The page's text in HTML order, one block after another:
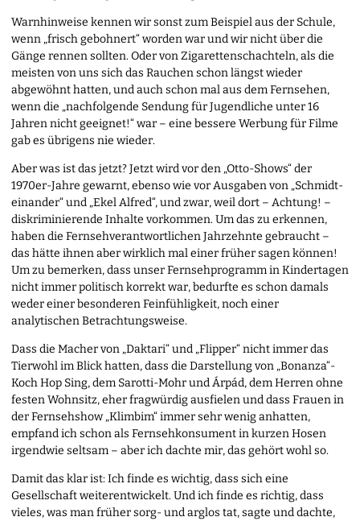
Warnhinweise kennen wir sonst zum Beispiel aus der Schule,
wenn „frisch gebohnert“ worden war und wir nicht über die
Gänge rennen sollten. Oder von Zigarettenschachteln, als die
meisten von uns sich das Rauchen schon längst wieder
abgewöhnt hatten, und auch schon mal aus dem Fernsehen,
wenn die „nachfolgende Sendung für Jugendliche unter 16
Jahren nicht geeignet!“ war – eine bessere Werbung für Filme
gab es übrigens nie wieder.
Aber was ist das jetzt? Jetzt wird vor den „Otto-Shows“ der
1970er-Jahre gewarnt, ebenso wie vor Ausgaben von „Schmidt­
einander“ und „Ekel Alfred“, und zwar, weil dort – Achtung! –
diskriminierende Inhalte vorkommen. Um das zu erkennen,
haben die Fernsehverantwortlichen Jahrzehnte gebraucht –
das hätte ihnen aber wirklich mal einer früher sagen können!
Um zu bemerken, dass unser Fernsehprogramm in Kindertagen
nicht immer politisch korrekt war, bedurfte es schon damals
weder einer besonderen Feinfühligkeit, noch einer
analytischen Betrachtungsweise.
Dass die Macher von „Daktari“ und „Flipper“ nicht immer das
Tierwohl im Blick hatten, dass die Darstellung von „Bonanza“-
Koch Hop Sing, dem Sarotti-Mohr und Árpád, dem Herren ohne
festen Wohnsitz, eher fragwürdig ausfielen und dass Frauen in
der Fernsehshow „Klimbim“ immer sehr wenig anhatten,
empfand ich schon als Fernsehkonsument in kurzen Hosen
irgendwie seltsam – aber ich dachte mir, das gehört wohl so.
Damit das klar ist: Ich finde es wichtig, dass sich eine
Gesellschaft weiterentwickelt. Und ich finde es richtig, dass
vieles, was man früher sorg- und arglos tat, sagte und dachte,